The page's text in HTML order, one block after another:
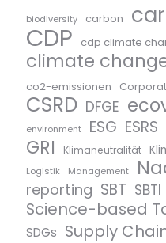
biodiversity carbon
CDP cdp climate
climate
co2-emissionen
CSRD DFGE
environment ESG ESRS
GRI Klimaneutralität
Logistik Management
reporting SBT SBTI
Science-based
SDGs Supply